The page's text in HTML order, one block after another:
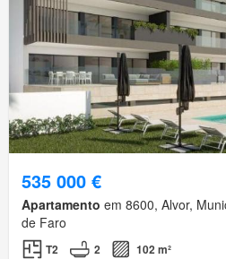
535 000 €
Apartamento em 8600, Alvor,
de Faro
T2 2 102 m²